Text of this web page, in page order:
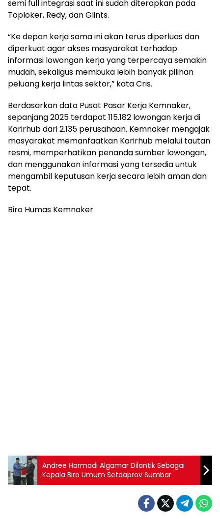
semi full integrasi saat ini sudah diterapkan pada
Toploker, Redy, dan Glints.
“Ke depan kerja sama ini akan terus diperluas dan
diperkuat agar akses masyarakat terhadap
informasi lowongan kerja yang terpercaya semakin
mudah, sekaligus membuka lebih banyak pilihan
peluang kerja lintas sektor,” kata Cris.
Berdasarkan data Pusat Pasar Kerja Kemnaker,
sepanjang 2025 terdapat 115.182 lowongan kerja di
Karirhub dari 2.135 perusahaan. Kemnaker mengajak
masyarakat memanfaatkan Karirhub melalui tautan
resmi, memperhatikan penanda sumber lowongan,
dan menggunakan informasi yang tersedia untuk
mengambil keputusan kerja secara lebih aman dan
tepat.
Biro Humas Kemnaker
Andree Harmadi Algamar Dilantik Sebagai
Kepala Biro Umum Setdaprov Sumbar